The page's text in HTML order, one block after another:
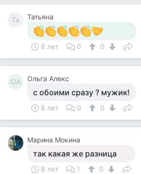
Та Татьяна
8 лет 0 0
ОА Ольга Алекс
с обоими сразу ? мужик!
8 лет 0 0
Марина Мокина
так какая же разница
8 лет 1 0